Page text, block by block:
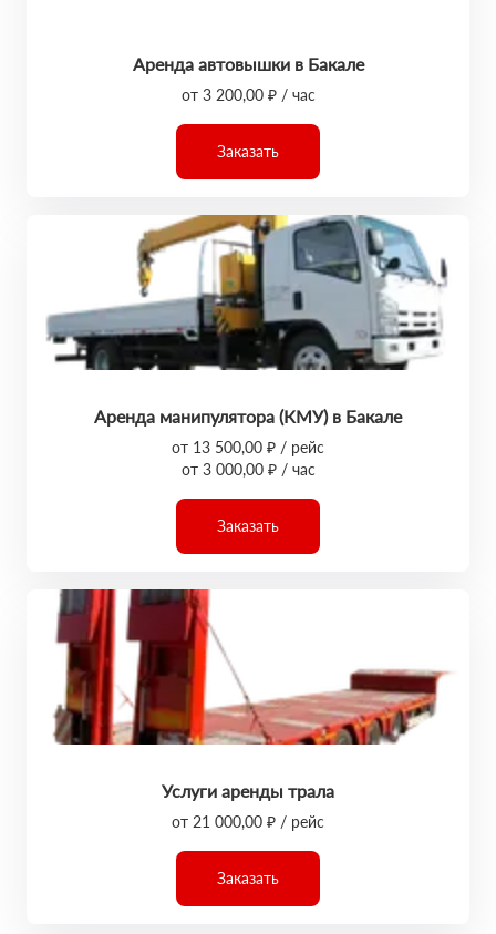
Аренда автовышки в Бакале
от 3 200,00 ₽ / час
Заказать
Аренда манипулятора (КМУ) в Бакале
от 13 500,00 ₽ / рейс
от 3 000,00 ₽ / час
Заказать
Услуги аренды трала
от 21 000,00 ₽ / рейс
Заказать